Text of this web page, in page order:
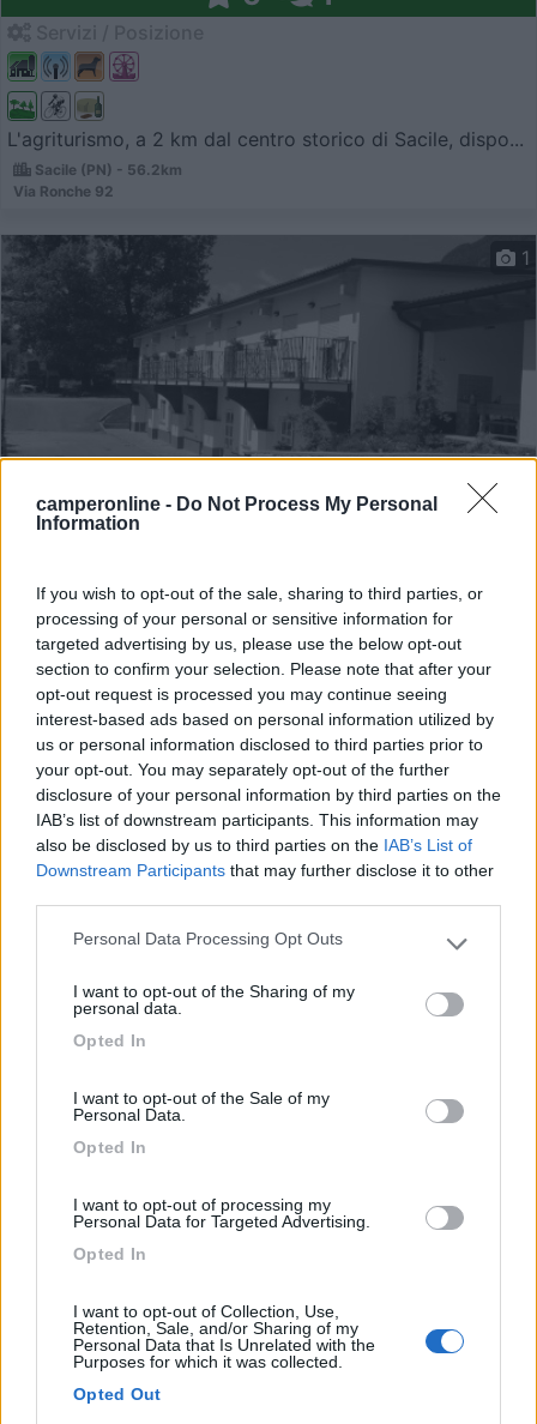
camperonline - Do Not Process My Personal
Information
If you wish to opt-out of the sale, sharing to third parties, or
processing of your personal or sensitive information for
targeted advertising by us, please use the below opt-out
section to confirm your selection. Please note that after your
opt-out request is processed you may continue seeing
interest-based ads based on personal information utilized by
us or personal information disclosed to third parties prior to
your opt-out. You may separately opt-out of the further
disclosure of your personal information by third parties on the
IAB’s list of downstream participants. This information may
also be disclosed by us to third parties on the IAB’s List of
Downstream Participants that may further disclose it to other
Please note that this website/app uses one or more Google
not limited to your visit or usage behaviour. You may click to
grant or deny consent to Google and its third-party tags to
use your data for below specified purposes in below Google
Personal Data Processing Opt Outs
I want to opt-out of the Sharing of my
personal data.
Opted In
I want to opt-out of the Sale of my
Personal Data.
Opted In
I want to opt-out of processing my
Personal Data for Targeted Advertising.
Opted In
I want to opt-out of Collection, Use,
Retention, Sale, and/or Sharing of my
Personal Data that Is Unrelated with the
Purposes for which it was collected.
Opted Out
L'agriturismo, a 2 km dal centro storico di Sacile, dispo...
Sacile (PN) - 56.2km
Via Ronche 92
1
Agritur e Agricampeggio Montibeller Valter
9,5 2
Servizi / Posizione
L'azienda frutticola, a 535 mslm in posizione
panoramica,...
Roncegno Terme (TN) - 61.2km
Area di sosta (AA)
Agriturismo Gelindo dei Magredi
9,2 14
Servizi / Posizione